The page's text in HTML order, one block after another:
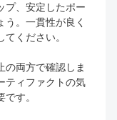
プ、安定したポー
う。一貫性が良く
ください。
の両方で確認しま
ティファクトの気
す。